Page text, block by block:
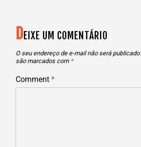
POST
DEIXE UM COMENTÁRIO
O seu endereço de e-mail não será publicado.
são marcados com *
Comment *